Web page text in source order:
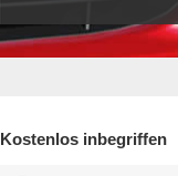
Kostenlos inbegriffen